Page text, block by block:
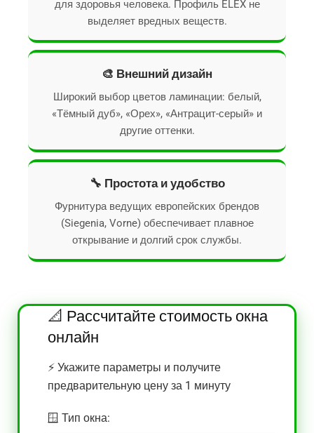
для здоровья человека. Профиль ELEX не
выделяет вредных веществ.
🎨 Внешний дизайн
Широкий выбор цветов ламинации: белый,
«Тёмный дуб», «Орех», «Антрацит-серый» и
другие оттенки.
🔧 Простота и удобство
Фурнитура ведущих европейских брендов
(Siegenia, Vorne) обеспечивает плавное
открывание и долгий срок службы.
📐 Рассчитайте стоимость окна
онлайн
⚡ Укажите параметры и получите
предварительную цену за 1 минуту
🪟 Тип окна: